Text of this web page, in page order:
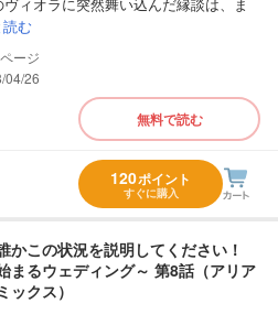
む
04/26
無料で読む
120ポイント
すぐに購入
かこの状況を説明してください！
まるウェディング～ 第8話（アリア
ックス）